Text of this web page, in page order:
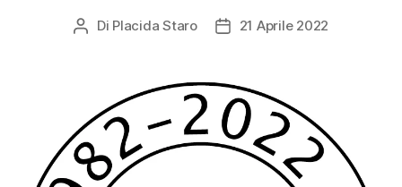
Autore
Di Placida Staro
Data21 Aprile 2022